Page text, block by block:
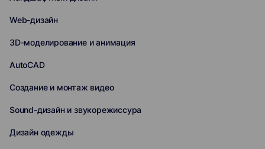
Web-дизайн
3D-моделирование и анимация
AutoCAD
Создание и монтаж видео
Sound-дизайн и звукорежиссура
Дизайн одежды